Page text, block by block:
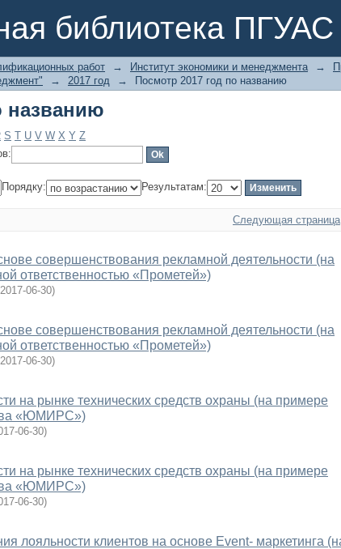
библиотека ПГУАС
названию
работ → Институт экономики и менеджмента →
→ 2017 год → Посмотр 2017 год по названию
названию
S T U V W X Y Z
Порядку: Результатам:
Следующая страница
совершенствования рекламной деятельности (на
ответственностью «Прометей»)
2017-06-30)
совершенствования рекламной деятельности (на
ответственностью «Прометей»)
2017-06-30)
на рынке технических средств охраны (на примере
«ЮМИРС»)
06-30)
на рынке технических средств охраны (на примере
«ЮМИРС»)
06-30)
лояльности клиентов на основе Event- маркетинга